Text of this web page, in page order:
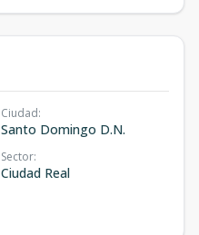
Ciudad:
Santo Domingo D.N.
Sector:
Ciudad Real